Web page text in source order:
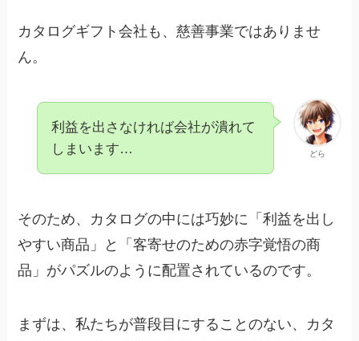
カタログギフト会社も、慈善事業ではありませ
ん。
どら
利益を出さなければ会社が潰れて
しまいます…
そのため、カタログの中には巧妙に「利益を出し
やすい商品」と「客寄せのための赤字覚悟の商
品」がパズルのように配置されているのです。
まずは、私たちが普段目にすることのない、カタ